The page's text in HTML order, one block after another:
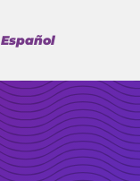
Español